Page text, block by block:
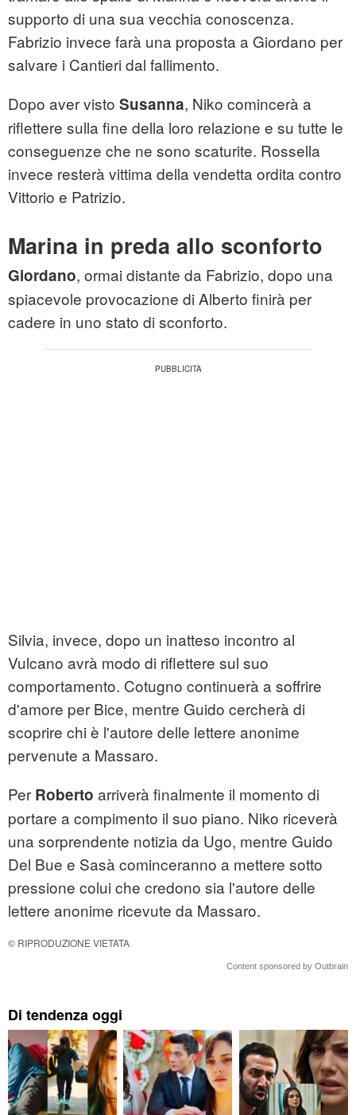
supporto di una sua vecchia conoscenza.
Fabrizio invece farà una proposta a Giordano per
salvare i Cantieri dal fallimento.
Dopo aver visto Susanna, Niko comincerà a
riflettere sulla fine della loro relazione e su tutte le
conseguenze che ne sono scaturite. Rossella
invece resterà vittima della vendetta ordita contro
Vittorio e Patrizio.
Marina in preda allo sconforto
Giordano, ormai distante da Fabrizio, dopo una
spiacevole provocazione di Alberto finirà per
cadere in uno stato di sconforto.
Silvia, invece, dopo un inatteso incontro al
Vulcano avrà modo di riflettere sul suo
comportamento. Cotugno continuerà a soffrire
d'amore per Bice, mentre Guido cercherà di
scoprire chi è l'autore delle lettere anonime
pervenute a Massaro.
Per Roberto arriverà finalmente il momento di
portare a compimento il suo piano. Niko riceverà
una sorprendente notizia da Ugo, mentre Guido
Del Bue e Sasà cominceranno a mettere sotto
pressione colui che credono sia l'autore delle
lettere anonime ricevute da Massaro.
© RIPRODUZIONE VIETATA
Content sponsored by Outbrain
Di tendenza oggi